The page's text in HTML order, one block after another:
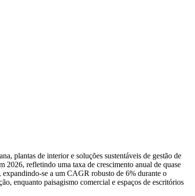
plantas de interior e soluções sustentáveis ​​de gestão de
refletindo uma taxa de crescimento anual de quase
expandindo-se a um CAGR robusto de 6% durante o
enquanto paisagismo comercial e espaços de escritórios